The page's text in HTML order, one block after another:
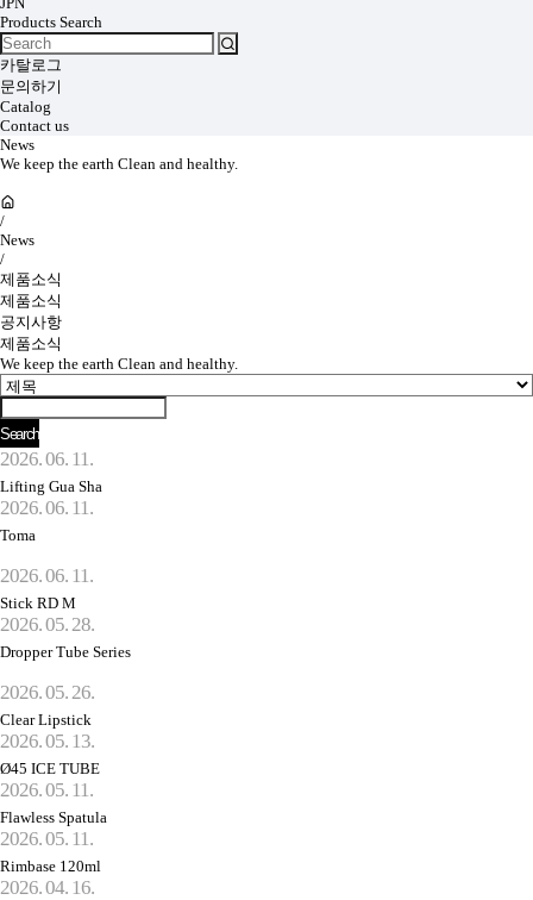
Products Search
카탈로그
문의하기
Catalog
Contact us
News
We keep the earth Clean and healthy.
/
News
/
제품소식
제품소식
공지사항
제품소식
We keep the earth Clean and healthy.
2026. 06. 11.
Lifting Gua Sha
2026. 06. 11.
Toma
2026. 06. 11.
Stick RD M
2026. 05. 28.
Dropper Tube Series
2026. 05. 26.
Clear Lipstick
2026. 05. 13.
Ø45 ICE TUBE
2026. 05. 11.
Flawless Spatula
2026. 05. 11.
Rimbase 120ml
2026. 04. 16.